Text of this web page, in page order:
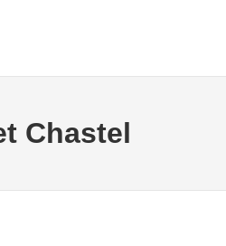
Chastel